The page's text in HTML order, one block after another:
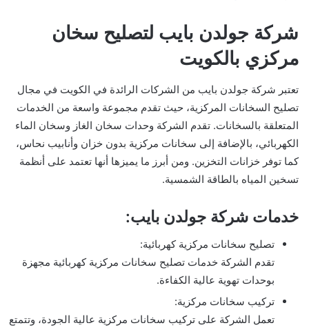
شركة جولدن بايب لتصليح سخان
مركزي بالكويت
تعتبر شركة جولدن بايب من الشركات الرائدة في الكويت في مجال
تصليح السخانات المركزية، حيث تقدم مجموعة واسعة من الخدمات
المتعلقة بالسخانات. تقدم الشركة وحدات سخان الغاز وسخان الماء
الكهربائي، بالإضافة إلى سخانات مركزية بدون خزان وأنابيب نحاس،
كما توفر خزانات التخزين. ومن أبرز ما يميزها أنها تعتمد على أنظمة
تسخين المياه بالطاقة الشمسية.
خدمات شركة جولدن بايب:
تصليح سخانات مركزية كهربائية:
تقدم الشركة خدمات تصليح سخانات مركزية كهربائية مجهزة
بوحدات تهوية عالية الكفاءة.
تركيب سخانات مركزية:
تعمل الشركة على تركيب سخانات مركزية عالية الجودة، وتتمتع